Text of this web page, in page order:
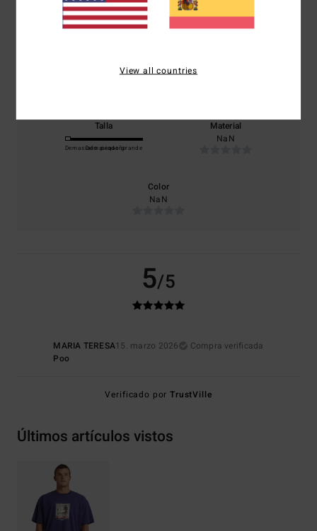
basado en1 reseñas verificadasdesde marzo 2026
El 0% de nuestros clientes recomiendan este producto
Relación calidad-precio
Talla
Demasiado pequeño
Demasiado grande
Material
NaN
Color
NaN
5/5
MARIA TERESA15. marzo 2026
Compra verificada
Poo
Verificado porTrustVille
Últimos artículos vistos
View all countries